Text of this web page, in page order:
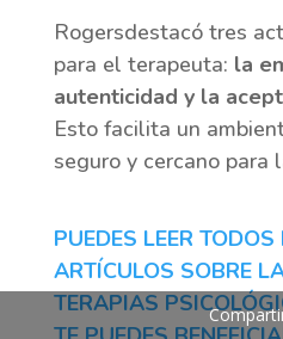
Rogersdestacó tres
para el terapeuta: la
autenticidad y la
Esto facilita un
seguro y cercano para
PUEDES LEER
ARTÍCULOS SOBRE
TERAPIAS